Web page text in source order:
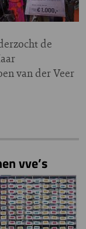
de
van der Veer
vve’s